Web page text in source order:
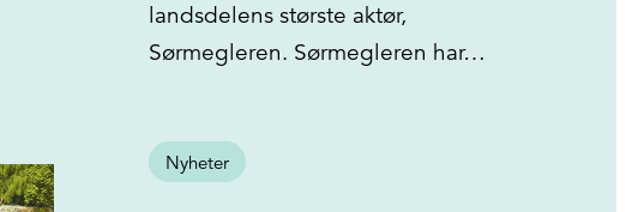
landsdelens største aktør,
Sørmegleren. Sørmegleren har…
Nyheter